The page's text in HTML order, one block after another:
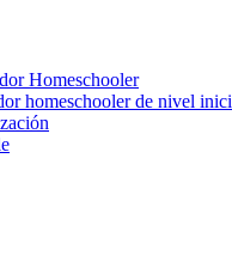
Homeschooler
homeschooler de nivel